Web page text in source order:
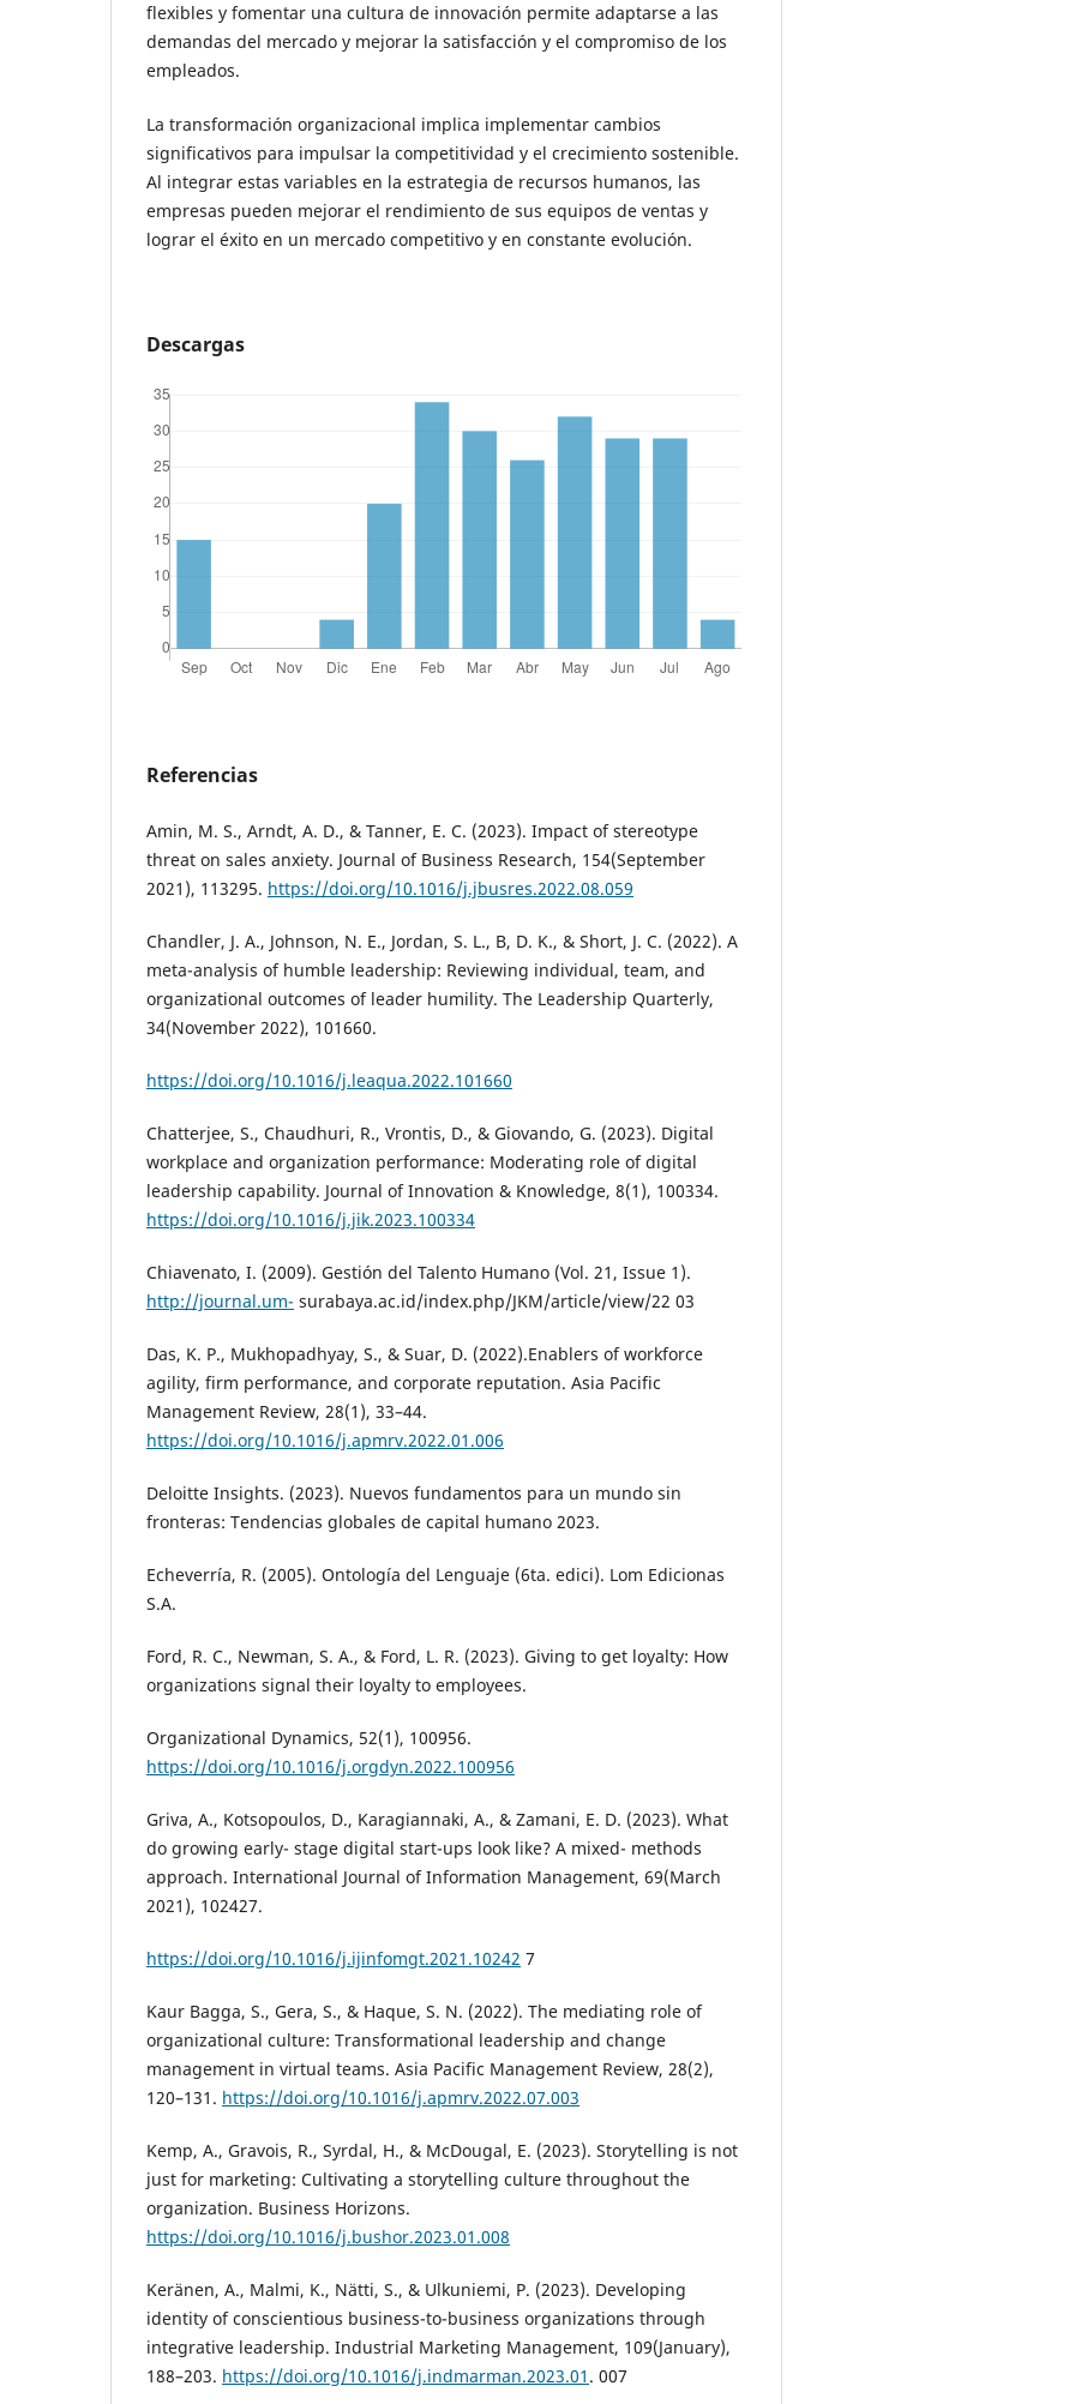
flexibles y fomentar una cultura de innovación permite adaptarse a las
demandas del mercado y mejorar la satisfacción y el compromiso de los
empleados.
La transformación organizacional implica implementar cambios
significativos para impulsar la competitividad y el crecimiento sostenible.
Al integrar estas variables en la estrategia de recursos humanos, las
empresas pueden mejorar el rendimiento de sus equipos de ventas y
lograr el éxito en un mercado competitivo y en constante evolución.
Descargas
Referencias
Amin, M. S., Arndt, A. D., & Tanner, E. C. (2023). Impact of stereotype
threat on sales anxiety. Journal of Business Research, 154(September
2021), 113295. https://doi.org/10.1016/j.jbusres.2022.08.059
Chandler, J. A., Johnson, N. E., Jordan, S. L., B, D. K., & Short, J. C. (2022). A
meta-analysis of humble leadership: Reviewing individual, team, and
organizational outcomes of leader humility. The Leadership Quarterly,
34(November 2022), 101660.
https://doi.org/10.1016/j.leaqua.2022.101660
Chatterjee, S., Chaudhuri, R., Vrontis, D., & Giovando, G. (2023). Digital
workplace and organization performance: Moderating role of digital
leadership capability. Journal of Innovation & Knowledge, 8(1), 100334.
https://doi.org/10.1016/j.jik.2023.100334
Chiavenato, I. (2009). Gestión del Talento Humano (Vol. 21, Issue 1).
http://journal.um- surabaya.ac.id/index.php/JKM/article/view/22 03
Das, K. P., Mukhopadhyay, S., & Suar, D. (2022).Enablers of workforce
agility, firm performance, and corporate reputation. Asia Pacific
Management Review, 28(1), 33–44.
https://doi.org/10.1016/j.apmrv.2022.01.006
Deloitte Insights. (2023). Nuevos fundamentos para un mundo sin
fronteras: Tendencias globales de capital humano 2023.
Echeverría, R. (2005). Ontología del Lenguaje (6ta. edici). Lom Edicionas
S.A.
Ford, R. C., Newman, S. A., & Ford, L. R. (2023). Giving to get loyalty: How
organizations signal their loyalty to employees.
Organizational Dynamics, 52(1), 100956.
https://doi.org/10.1016/j.orgdyn.2022.100956
Griva, A., Kotsopoulos, D., Karagiannaki, A., & Zamani, E. D. (2023). What
do growing early- stage digital start-ups look like? A mixed- methods
approach. International Journal of Information Management, 69(March
2021), 102427.
https://doi.org/10.1016/j.ijinfomgt.2021.10242 7
Kaur Bagga, S., Gera, S., & Haque, S. N. (2022). The mediating role of
organizational culture: Transformational leadership and change
management in virtual teams. Asia Pacific Management Review, 28(2),
120–131. https://doi.org/10.1016/j.apmrv.2022.07.003
Kemp, A., Gravois, R., Syrdal, H., & McDougal, E. (2023). Storytelling is not
just for marketing: Cultivating a storytelling culture throughout the
organization. Business Horizons.
https://doi.org/10.1016/j.bushor.2023.01.008
Keränen, A., Malmi, K., Nätti, S., & Ulkuniemi, P. (2023). Developing
identity of conscientious business-to-business organizations through
integrative leadership. Industrial Marketing Management, 109(January),
188–203. https://doi.org/10.1016/j.indmarman.2023.01 . 007